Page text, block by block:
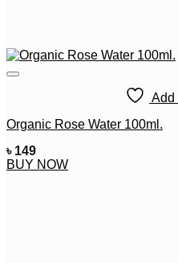
Add
Organic Rose Water 100ml.
৳149
BUY NOW